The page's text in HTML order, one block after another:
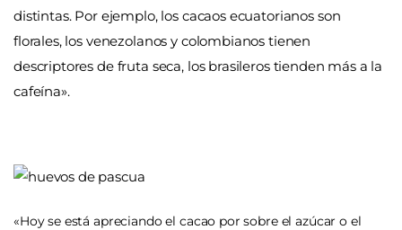
distintas. Por ejemplo, los cacaos ecuatorianos son
florales, los venezolanos y colombianos tienen
descriptores de fruta seca, los brasileros tienden más a la
cafeína».
«Hoy se está apreciando el cacao por sobre el azúcar o el